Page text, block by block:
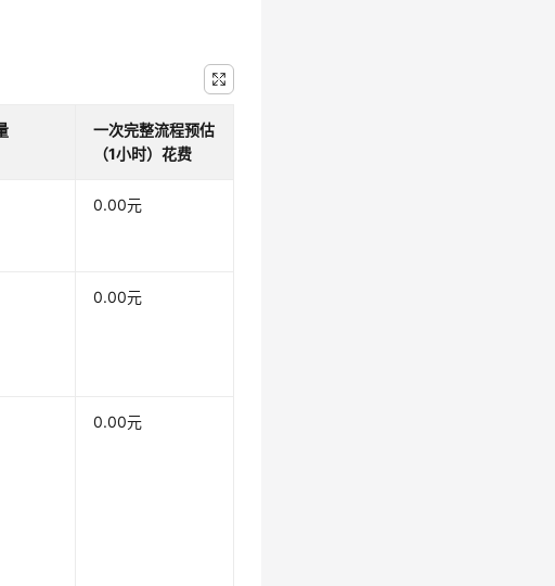
一次完整流程预估
（1小时）花费
0.00元
0.00元
0.00元